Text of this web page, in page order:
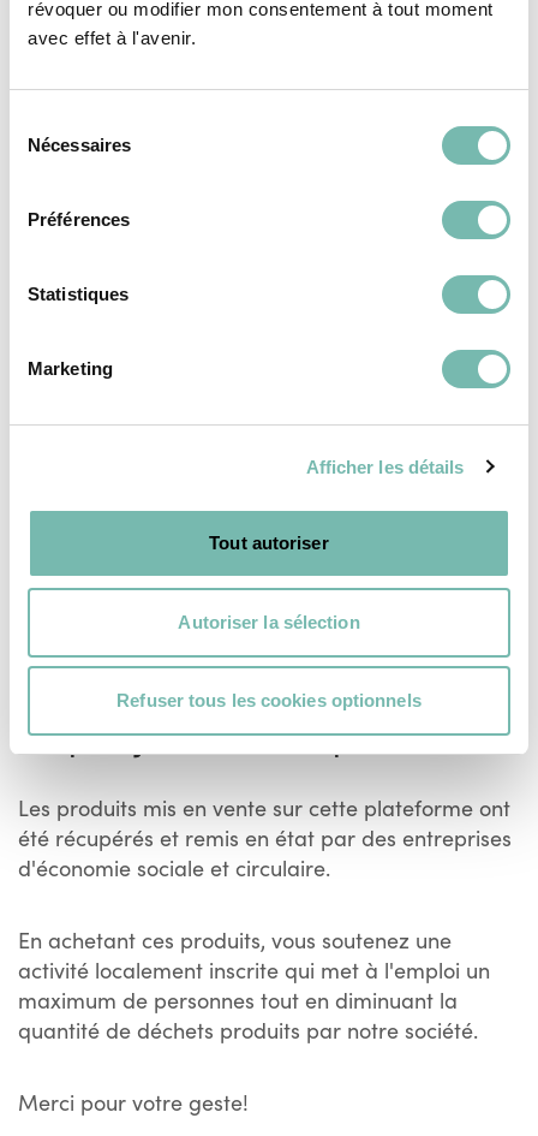
révoquer ou modifier mon consentement à tout moment
avec effet à l'avenir.
Nécessaires
Préférences
Statistiques
Marketing
Afficher les détails
Tout autoriser
Autoriser la sélection
Refuser tous les cookies optionnels
REVÊTEMENTS DE
brillant
RESSOURCERIE LE CARRÉ
RESSOURCERIE LE CARRÉ
Un prix juste et transparent
Les produits mis en vente sur cette plateforme ont
été récupérés et remis en état par des entreprises
d'économie sociale et circulaire.
En achetant ces produits, vous soutenez une
activité localement inscrite qui met à l'emploi un
maximum de personnes tout en diminuant la
quantité de déchets produits par notre société.
Merci pour votre geste!